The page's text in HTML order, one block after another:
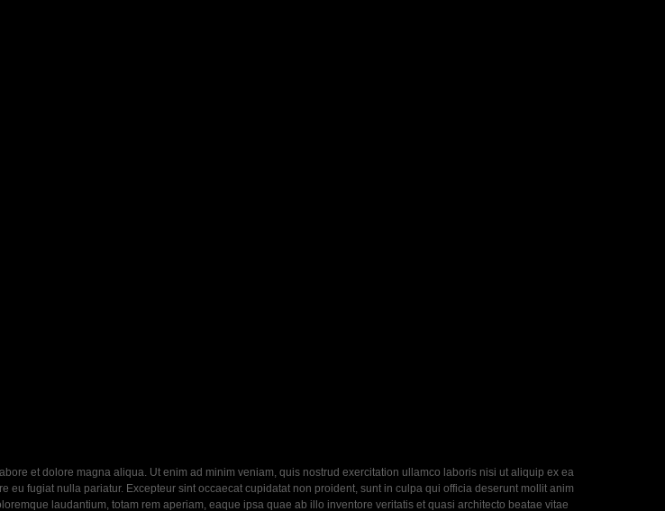
et dolore magna aliqua. Ut enim ad minim veniam, quis nostrud exercitation ullamco laboris nisi ut aliquip ex ea
fugiat nulla pariatur. Excepteur sint occaecat cupidatat non proident, sunt in culpa qui officia deserunt mollit anim
laudantium, totam rem aperiam, eaque ipsa quae ab illo inventore veritatis et quasi architecto beatae vitae